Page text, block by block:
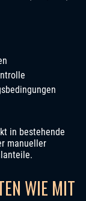
in bestehende
manueller
WIE MIT